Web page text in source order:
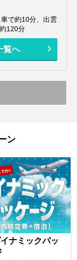
で約10分、出雲
120分
覧へ
ン
ナミックパッ